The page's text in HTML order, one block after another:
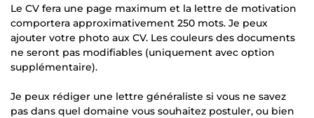
Le CV fera une page maximum et la lettre de motivation
comportera approximativement 250 mots. Je peux
ajouter votre photo aux CV. Les couleurs des documents
ne seront pas modifiables (uniquement avec option
supplémentaire).
Je peux rédiger une lettre généraliste si vous ne savez
pas dans quel domaine vous souhaitez postuler, ou bien